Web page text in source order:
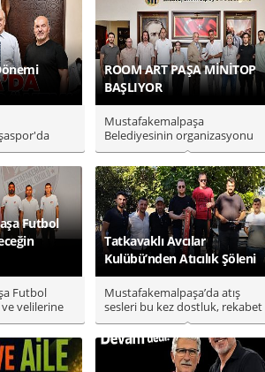
öncesi yeni
kadro..
ROOM ART PAŞA MİNİTOP
BAŞLIYOR
Mustafakemalpaşa
Belediyesinin organizasyonu
ve Amatör Spor Kulüpler Birliği
işbirliğ..
Futbol
Futbol
velilerine
oluşturan..
Tatkavaklı Avcılar
Kulübü’nden Atıcılık Şöleni
Mustafakemalpaşa’da atış
sesleri bu kez dostluk, rekabet
ve spor için yükseldi. Tatk..